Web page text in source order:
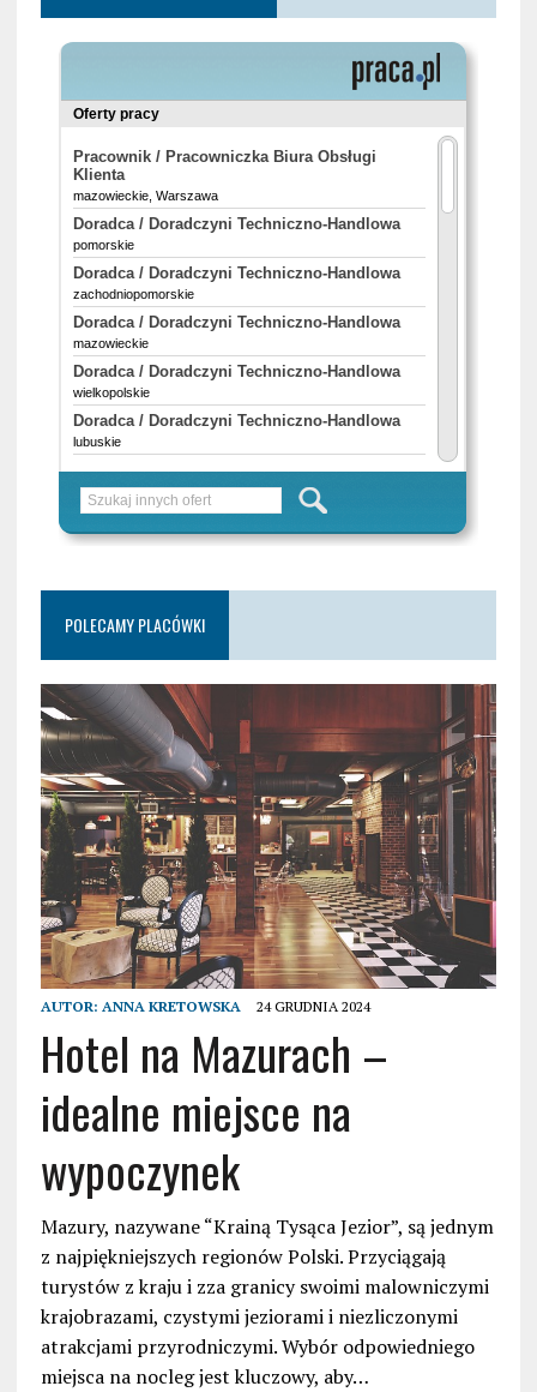
POLECAMY PLACÓWKI
AUTOR: ANNA KRETOWSKA 24 GRUDNIA 2024
Hotel na Mazurach –
idealne miejsce na
wypoczynek
Mazury, nazywane “Krainą Tysąca Jezior”, są jednym
z najpiękniejszych regionów Polski. Przyciągają
turystów z kraju i zza granicy swoimi malowniczymi
krajobrazami, czystymi jeziorami i niezliczonymi
atrakcjami przyrodniczymi. Wybór odpowiedniego
miejsca na nocleg jest kluczowy, aby…